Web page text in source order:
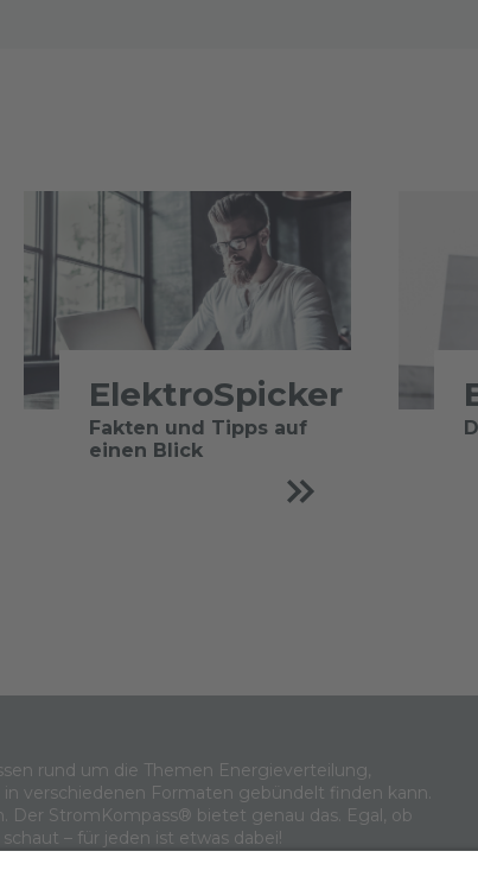
ElektroSpicker
Fakten und Tipps auf
einen Blick
rund um die Themen Energieverteilung,
verschiedenen Formaten gebündelt finden kann.
Der StromKompass® bietet genau das. Egal, ob
– für jeden ist etwas dabei!